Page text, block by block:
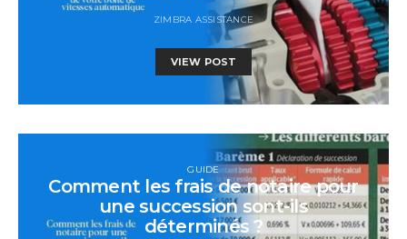
ZIMBRA ASSISTANCE
VIEW POST
GUIDE
Comment les frais de notaire pour
une succession sont-ils
déterminés ?